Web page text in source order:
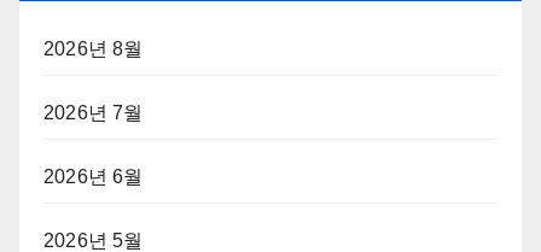
2026년 8월
2026년 7월
2026년 6월
2026년 5월